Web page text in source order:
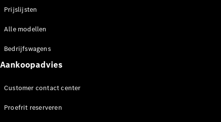
Mercedes-
Mercedes-
Seizoensspecials
Technologie
en
Prijslijsten
Alle modellen
Bedrijfswagens
Aankoopadvies
Customer contact center
Proefrit reserveren